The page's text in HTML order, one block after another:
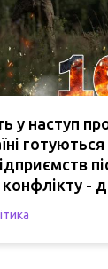
наступ
конфлікту -